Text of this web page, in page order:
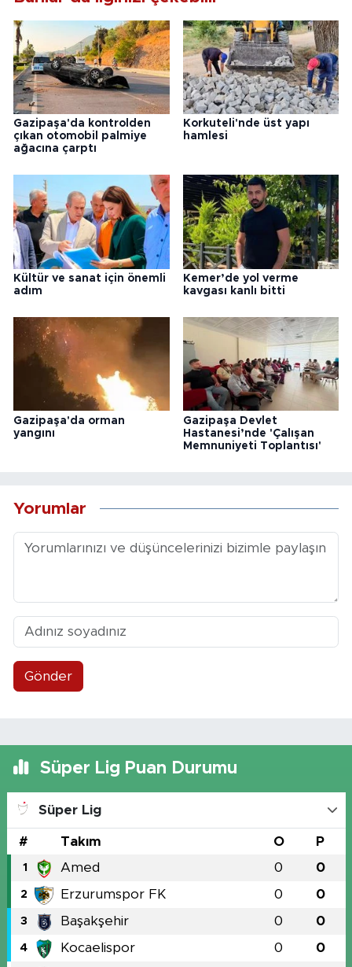
Gazipaşa'da kontrolden
çıkan otomobil palmiye
ağacına çarptı
Korkuteli'nde üst yapı
hamlesi
Kültür ve sanat için önemli
adım
Kemer’de yol verme
kavgası kanlı bitti
Gazipaşa'da orman
yangını
Gazipaşa Devlet
Hastanesi’nde 'Çalışan
Memnuniyeti Toplantısı'
Yorumlar
Gönder
Süper Lig Puan Durumu
Süper Lig
# Takım O P
1 Amed 0 0
2 Erzurumspor FK 0 0
3 Başakşehir 0 0
4 Kocaelispor 0 0